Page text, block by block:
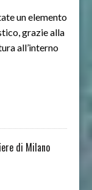
un elemento
grazie alla
all’interno
di Milano